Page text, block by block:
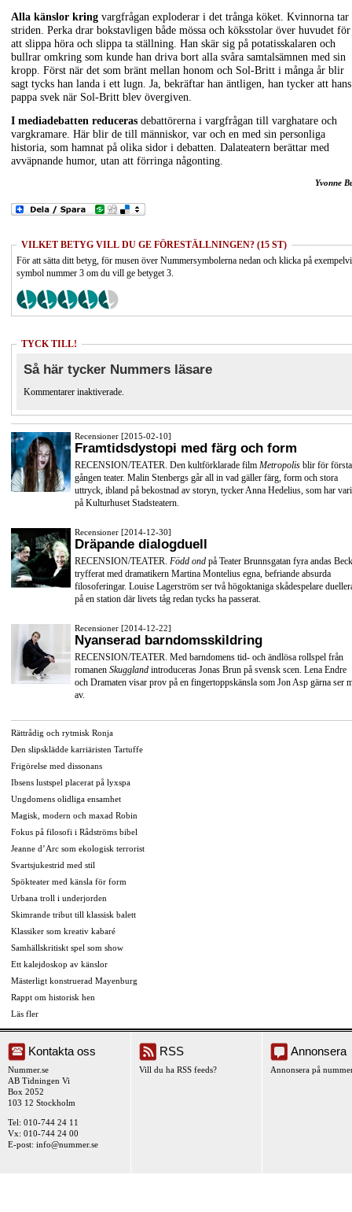
Alla känslor kring vargfrågan exploderar i det trånga köket. Kvinnorna tar
striden. Perka drar bokstavligen både mössa och köksstolar över huvudet för
att slippa höra och slippa ta ställning. Han skär sig på potatisskalaren och
bullrar omkring som kunde han driva bort alla svåra samtalsämnen med sin
kropp. Först när det som bränt mellan honom och Sol-Britt i många år blir
sagt tycks han landa i ett lugn. Ja, bekräftar han äntligen, han tycker att hans
pappa svek när Sol-Britt blev övergiven.
I mediadebatten reduceras debattörerna i vargfrågan till varghatare och
vargkramare. Här blir de till människor, var och en med sin personliga
historia, som hamnat på olika sidor i debatten. Dalateatern berättar med
avväpnande humor, utan att förringa någonting.
Yvonne
VILKET BETYG VILL DU GE FÖRESTÄLLNINGEN? (15 ST)
För att sätta ditt betyg, för musen över Nummersymbolerna nedan och klicka på
symbol nummer 3 om du vill ge betyget 3.
TYCK TILL!
Så här tycker Nummers läsare
Kommentarer inaktiverade.
Recensioner [2015-02-10]
Framtidsdystopi med färg och form
RECENSION/TEATER. Den kultförklarade film Metropolis blir för första
gången teater. Malin Stenbergs går all in vad gäller färg, form och stora
uttryck, ibland på bekostnad av storyn, tycker Anna Hedelius, som har
på Kulturhuset Stadsteatern.
Recensioner [2014-12-30]
Dräpande dialogduell
RECENSION/TEATER. Född ond på Teater Brunnsgatan fyra andas
tryfferat med dramatikern Martina Montelius egna, befriande absurda
filosoferingar. Louise Lagerström ser två högoktaniga skådespelare
på en station där livets tåg redan tycks ha passerat.
Recensioner [2014-12-22]
Nyanserad barndomsskildring
RECENSION/TEATER. Med barndomens tid- och ändlösa rollspel från
romanen Skuggland introduceras Jonas Brun på svensk scen. Lena Endre
och Dramaten visar prov på en fingertoppskänsla som Jon Asp gärna ser
av.
Rättrådig och rytmisk Ronja
Den slipsklädde karriäristen Tartuffe
Frigörelse med dissonans
Ibsens lustspel placerat på lyxspa
Ungdomens olidliga ensamhet
Magisk, modern och maxad Robin
Fokus på filosofi i Rådströms bibel
Jeanne d’Arc som ekologisk terrorist
Svartsjukestrid med stil
Spökteater med känsla för form
Urbana troll i underjorden
Skimrande tribut till klassisk balett
Klassiker som kreativ kabaré
Samhällskritiskt spel som show
Ett kalejdoskop av känslor
Mästerligt konstruerad Mayenburg
Rappt om historisk hen
Läs fler
Kontakta oss
Nummer.se
AB Tidningen Vi
Box 2052
103 12 Stockholm
Tel: 010-744 24 11
Vx: 010-744 24 00
E-post: info@nummer.se
RSS
Vill du ha RSS feeds?
Annonsera
Annonsera på